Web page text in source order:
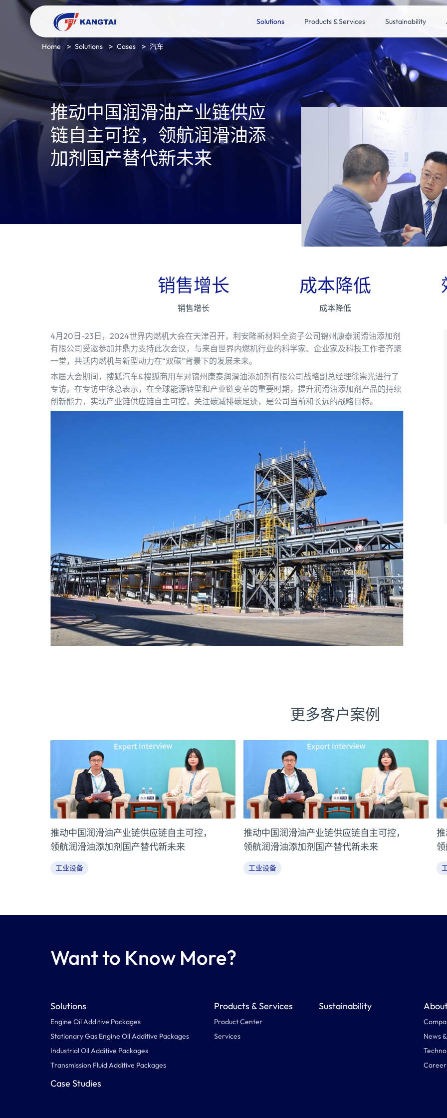
Solutions Products & Services Sustainability
推动中国润滑油产业链供应
链自主可控，领航润滑油添
加剂国产替代新未来
Home Solutions Cases 汽车
销售增长
销售增长
成本降低
成本降低
4月20日-23日，2024世界内燃机大会在天津召开，利安隆新材料全资子公司锦州康泰润滑油添加剂
有限公司受邀参加并鼎力支持此次会议，与来自世界内燃机行业的科学家、企业家及科技工作者齐聚
一堂，共话内燃机与新型动力在“双碳”背景下的发展未来。
本届大会期间，搜狐汽车&搜狐商用车对锦州康泰润滑油添加剂有限公司战略副总经理徐崇光进行了
专访。在专访中徐总表示，在全球能源转型和产业链变革的重要时期，提升润滑油添加剂产品的持续
创新能力，实现产业链供应链自主可控，关注碳减排碳足迹，是公司当前和长远的战略目标。
更多客户案例
推动中国润滑油产业链供应链自主可控，
领航润滑油添加剂国产替代新未来
工业设备
推动中国润滑油产业链供应链自主可控，
领航润滑油添加剂国产替代新未来
工业设备
Want to Know More?
Solutions
Engine Oil Additive Packages
Stationary Gas Engine Oil Additive Packages
Industrial Oil Additive Packages
Transmission Fluid Additive Packages
Case Studies
Products & Services
Product Center
Services
Sustainability
News